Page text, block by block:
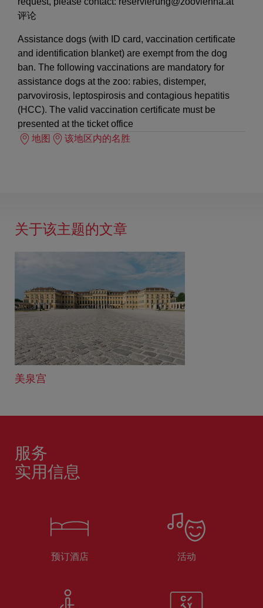
评论
Assistance dogs (with ID card, vaccination certificate
and identification blanket) are exempt from the dog
ban. The following vaccinations are mandatory for
assistance dogs at the zoo: rabies, distemper,
parvovirosis, leptospirosis and contagious hepatitis
(HCC). The valid vaccination certificate must be
presented at the ticket office
地图
该地区内的名胜
关于该主题的文章
美泉宫
服务
实用信息
预订酒店 活动